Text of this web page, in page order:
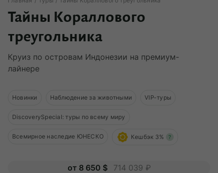
Индивидуальные
Корпоративные
О компании
Подписаться
Тайны Кораллового
треугольника
от 8 650 $ 714 039 ₽
Круиз по островам Индонезии на премиум-
лайнере
Новинки Наблюдение за животными VIP-туры
DiscoverySpecial: туры по всему миру
Всемирное наследие ЮНЕСКО Кешбэк 3% ?